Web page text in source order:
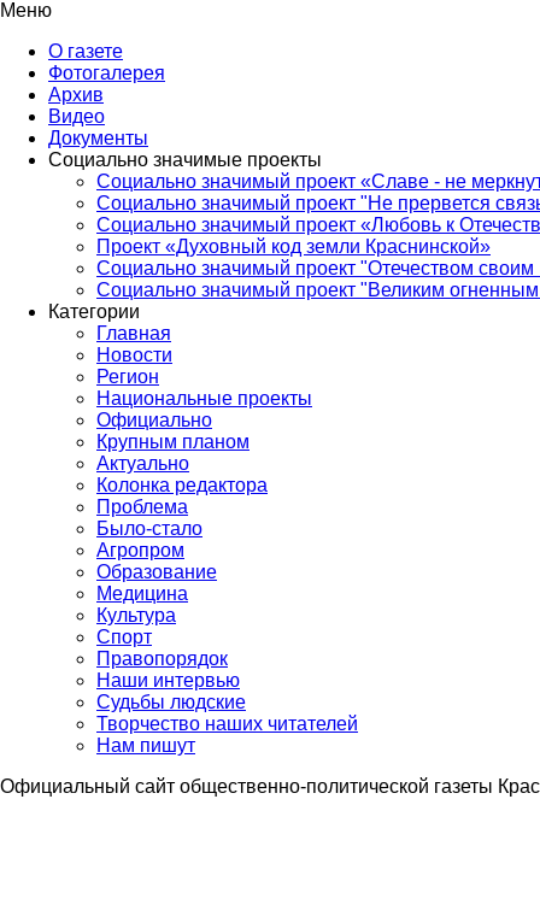
Меню
О газете
Фотогалерея
Архив
Видео
Документы
Социально значимые проекты
Социально значимый проект «Славе - не
Социально значимый проект "Не прервется
Социально значимый проект «Любовь к
Проект «Духовный код земли Краснинской»
Социально значимый проект "Отечеством своим
Социально значимый проект "Великим
Категории
Главная
Новости
Регион
Национальные проекты
Официально
Крупным планом
Актуально
Колонка редактора
Проблема
Было-стало
Агропром
Образование
Медицина
Культура
Спорт
Правопорядок
Наши интервью
Судьбы людские
Творчество наших читателей
Нам пишут
Официальный сайт общественно-политической газеты